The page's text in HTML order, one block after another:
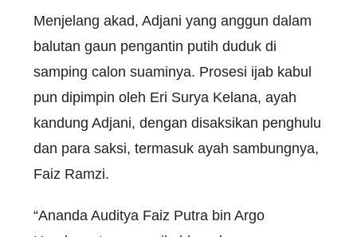
Menjelang akad, Adjani yang anggun dalam
balutan gaun pengantin putih duduk di
samping calon suaminya. Prosesi ijab kabul
pun dipimpin oleh Eri Surya Kelana, ayah
kandung Adjani, dengan disaksikan penghulu
dan para saksi, termasuk ayah sambungnya,
Faiz Ramzi.
“Ananda Auditya Faiz Putra bin Argo